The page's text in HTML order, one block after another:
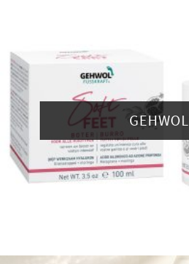
GEHWOL